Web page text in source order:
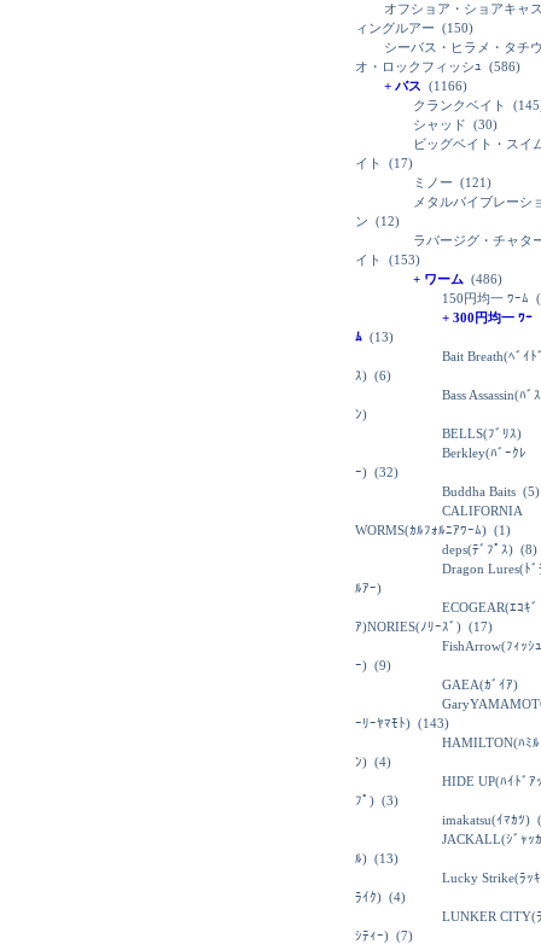
オフショア・ショアキャ
ィングルアー (150)
シーバス・ヒラメ・タチウ
オ・ロックフィッシｭ (586)
+ バス (1166)
クランクベイト
シャッド (30)
ビッグベイト・スイ
イト
(17)
ミノー (121)
メタルバイブレーシ
ン (12)
ラバージグ・チャタ
イト
(153)
+ ワーム (486)
150円均一 ﾜｰﾑ
+ 300円均一 ﾜｰ
ﾑ (13)
Bait Breath(ﾍﾞｲﾄ
ｽ) (6)
Bass Assassin(ﾊﾞ
ﾝ)
BELLS(ﾌﾞﾘｽ)
Berkley(ﾊﾞｰｸﾚ
ｰ) (32)
Buddha Baits (5)
CALIFORNIA
WORMS(ｶﾙﾌｫﾙﾆｱﾜｰﾑ) (1)
deps(ﾃﾞﾌﾟｽ) (8)
Dragon Lures(ﾄﾞ
ﾙｱｰ)
ECOGEAR(ｴｺｷﾞ
ｱ)NORIES(ﾉﾘｰｽﾞ) (17)
FishArrow(ﾌｨｯｼ
ｰ) (9)
GAEA(ｶﾞｲｱ)
ｰﾘｰﾔﾏﾓﾄ) (143)
HAMILTON(ﾊﾐﾙ
ﾝ) (4)
HIDE UP(ﾊｲﾄﾞｱｯ
ﾌﾟ) (3)
imakatsu(ｲﾏｶﾂ)
JACKALL(ｼﾞｬｯｶ
ﾙ) (13)
Lucky Strike(ﾗｯ
ﾗｲｸ) (4)
LUNKER CITY(
ｼﾃｨｰ) (7)